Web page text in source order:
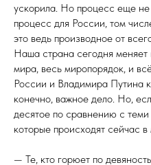
ускорила. Но процесс еще
процесс для России, том
это ведь производное от
Наша страна сегодня меняет
мира, весь миропорядок, и
России и Владимира Путина
конечно, важное дело. Но,
десятое по сравнению с
которые происходят сейчас в
— Те, кто горюет по